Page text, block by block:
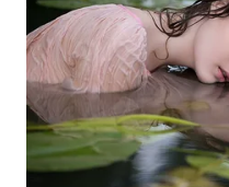
WN
KALBAR
WN
KALTENG
WN